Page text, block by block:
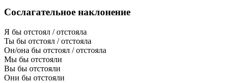
Сослагательное наклонение
Я бы отстоял / отстояла
Ты бы отстоял / отстояла
Он/она бы отстоял / отстояла
Мы бы отстояли
Вы бы отстояли
Они бы отстояли